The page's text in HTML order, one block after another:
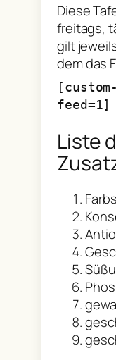
Diese
freitags,
gilt
dem das
feed=1]
Liste